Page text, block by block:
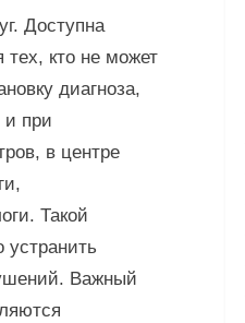
Доступна
кто не может
диагноза,
и при
в центре
Такой
Важный